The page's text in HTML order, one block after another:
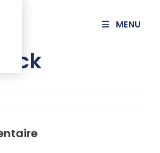
MENU